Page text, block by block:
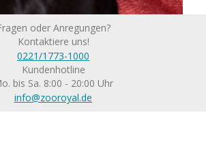
oder Anregungen?
Kontaktiere uns!
0221/1773-1000
Kundenhotline
bis Sa. 8:00 - 20:00 Uhr
info@zooroyal.de